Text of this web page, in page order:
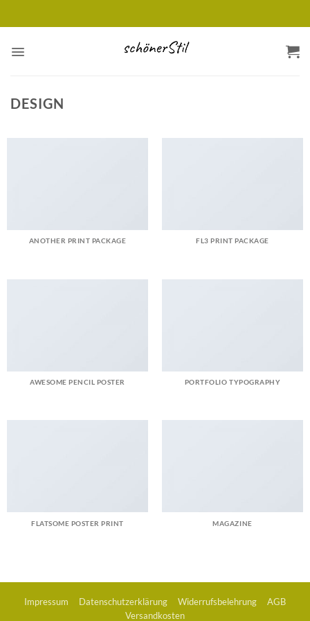
DESIGN
ANOTHER PRINT PACKAGE FL3 PRINT PACKAGE
AWESOME PENCIL POSTER PORTFOLIO TYPOGRAPHY
FLATSOME POSTER PRINT MAGAZINE
Impressum Datenschutzerklärung Widerrufsbelehrung
AGB
Versandkosten